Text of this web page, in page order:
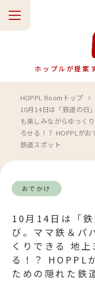
ホップルが提案
妊娠・出産
おでかけ
HOPPL Roomトップ
10月14日は「鉄道の日
も楽しみながらゆっく
ろせる！？ HOPPLが
鉄道スポット
おでかけ
10月14日は「
び。ママ鉄＆パ
くりできる 地
る！？ HOPPL
ための隠れた鉄